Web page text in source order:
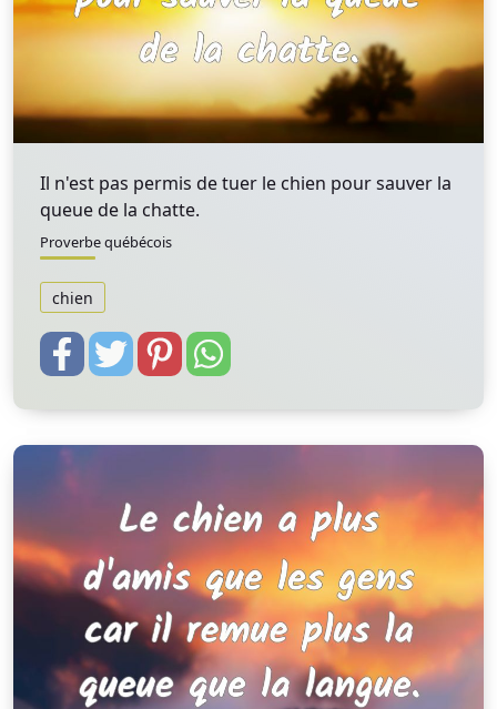
Il n'est pas permis de tuer le chien pour sauver la
queue de la chatte.
Proverbe québécois
chien